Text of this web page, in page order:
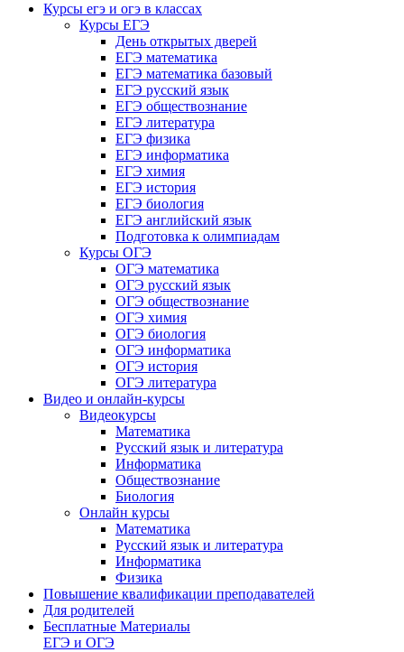
Курсы егэ и огэ в классах
Курсы ЕГЭ
День открытых дверей
ЕГЭ математика
ЕГЭ математика базовый
ЕГЭ русский язык
ЕГЭ обществознание
ЕГЭ литература
ЕГЭ физика
ЕГЭ информатика
ЕГЭ химия
ЕГЭ история
ЕГЭ биология
ЕГЭ английский язык
Подготовка к олимпиадам
Курсы ОГЭ
ОГЭ математика
ОГЭ русский язык
ОГЭ обществознание
ОГЭ химия
ОГЭ биология
ОГЭ информатика
ОГЭ история
ОГЭ литература
Видео и онлайн-курсы
Видеокурсы
Математика
Русский язык и литература
Информатика
Обществознание
Биология
Онлайн курсы
Математика
Русский язык и литература
Информатика
Физика
Повышение квалификации преподавателей
Для родителей
Бесплатные Материалы
ЕГЭ и ОГЭ